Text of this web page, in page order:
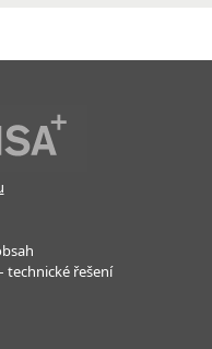
technické řešení